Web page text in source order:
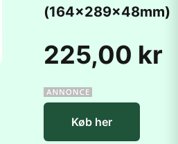
(164x289x48mm)
225,00 kr
Køb her